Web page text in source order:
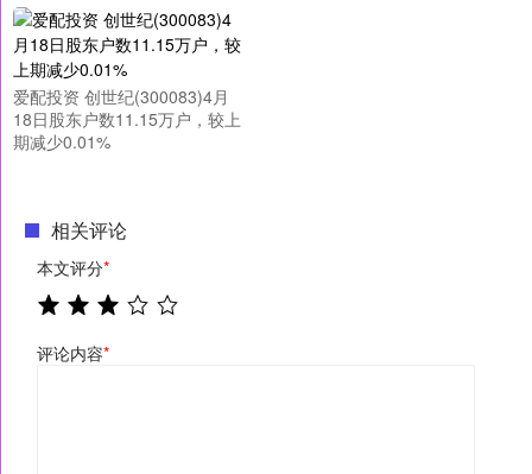
爱配投资 创世纪(300083)4月
18日股东户数11.15万户，较上
期减少0.01%
相关评论
本文评分*
评论内容*